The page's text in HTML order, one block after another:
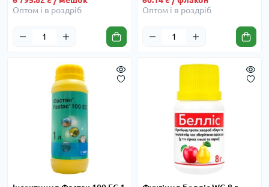
Оптом і в роздріб
Оптом і в роздріб